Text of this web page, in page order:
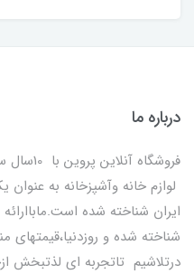
درباره ما
فروشگاه
لوازم خانه وآشپزخانه به
ایران شناخته شده
شناخته شده و روزدنیا،قیمتهای
درتلاشیم تاتجربه ای لذتبخش